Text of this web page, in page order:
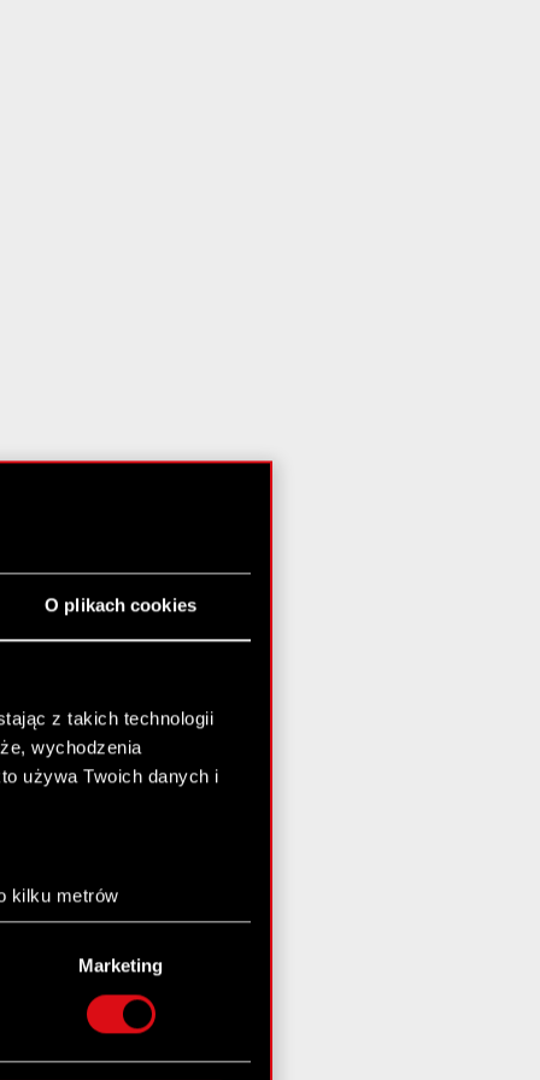
O plikach cookies
z takich technologii
wychodzenia
używa Twoich danych i
kilku metrów
(fingerprinting,
preferencje w
chwili.
i
Marketing